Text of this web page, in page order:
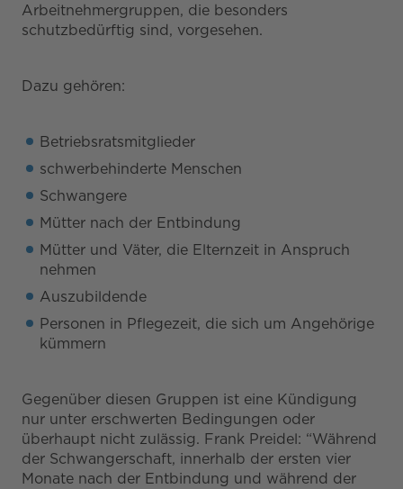
Arbeitnehmergruppen, die besonders
schutzbedürftig sind, vorgesehen.
Dazu gehören:
Betriebsratsmitglieder
schwerbehinderte Menschen
Schwangere
Mütter nach der Entbindung
Mütter und Väter, die Elternzeit in Anspruch
nehmen
Auszubildende
Personen in Pflegezeit, die sich um Angehörige
kümmern
Gegenüber diesen Gruppen ist eine Kündigung
nur unter erschwerten Bedingungen oder
überhaupt nicht zulässig. Frank Preidel: “Während
der Schwangerschaft, innerhalb der ersten vier
Monate nach der Entbindung und während der